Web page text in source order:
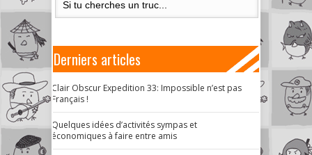
Derniers articles
Clair Obscur Expedition 33: Impossible n’est pas
Français !
Quelques idées d’activités sympas et
économiques à faire entre amis